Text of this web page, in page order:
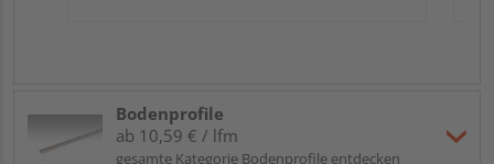
Bodenprofile
ab 10,59 € / lfm
gesamte Kategorie Bodenprofile entdecken